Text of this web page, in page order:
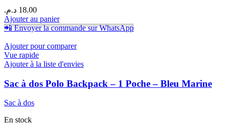
18.00 د.م.
Ajouter au panier
📲 Envoyer la commande sur WhatsApp
Ajouter pour comparer
Vue rapide
Ajouter à la liste d'envies
Sac à dos Polo Backpack – 1 Poche – Bleu Marine
Sac à dos
En stock